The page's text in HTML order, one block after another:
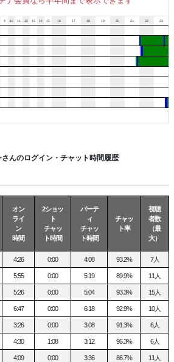
9 10 11 12 13 14 15 16 17 18 19 20 21 22 23
んのログイン・チャット時間履歴
オン
ライ
ン
時間
2ショッ
ト
チャッ
ト時間
パーテ
ィ
チャッ
ト時間
チャッ
ト率
視聴
者数
（最
大）
4:26 0:00 4:08 93.2% 7人
5:55 0:00 5:19 89.9% 11人
5:26 0:00 5:04 93.3% 15人
6:47 0:00 6:18 92.9% 10人
3:26 0:00 3:08 91.3% 6人
4:30 1:08 3:12 96.3% 6人
4:09 0:00 3:36 86.7% 11人